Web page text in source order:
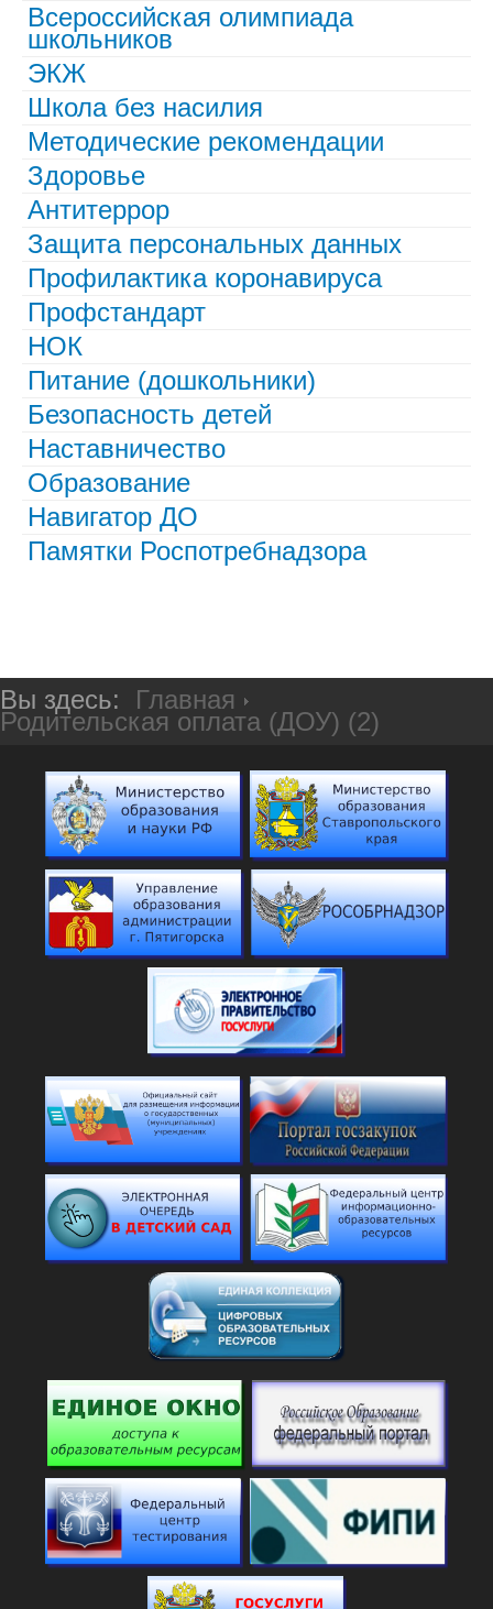
Всероссийская олимпиада
школьников
ЭКЖ
Школа без насилия
Методические рекомендации
Здоровье
Антитеррор
Защита персональных данных
Профилактика коронавируса
Профстандарт
НОК
Питание (дошкольники)
Безопасность детей
Наставничество
Образование
Навигатор ДО
Памятки Роспотребнадзора
Вы здесь: Главная
Родительская оплата (ДОУ) (2)